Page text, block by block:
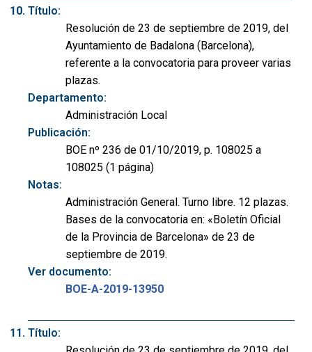
Título:
Resolución de 23 de septiembre de 2019, del
Ayuntamiento de Badalona (Barcelona),
referente a la convocatoria para proveer varias
plazas.
Departamento:
Administración Local
Publicación:
BOE nº 236 de 01/10/2019, p. 108025 a
108025 (1 página)
Notas:
Administración General. Turno libre. 12 plazas.
Bases de la convocatoria en: «Boletín Oficial
de la Provincia de Barcelona» de 23 de
septiembre de 2019.
Ver documento:
BOE-A-2019-13950
Título: